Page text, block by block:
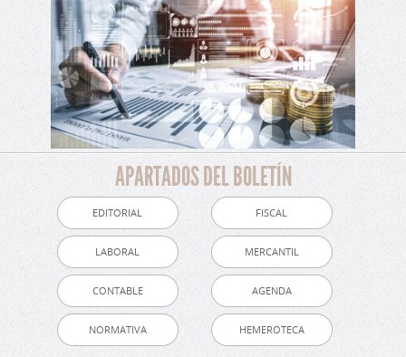
APARTADOS DEL BOLETÍN
EDITORIAL FISCAL
LABORAL MERCANTIL
CONTABLE AGENDA
NORMATIVA HEMEROTECA